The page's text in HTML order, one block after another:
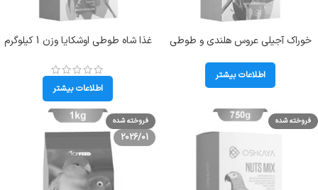
خوراک آجیلی عروس هلندی و طوطی
Oshkaya Special Feed
اطلاعات بیشتر
غذا شاه طوطی اوشکایا وزن 1 کیلوگرم
اطلاعات بیشتر
فروخته شده فروخته شده
2026/01